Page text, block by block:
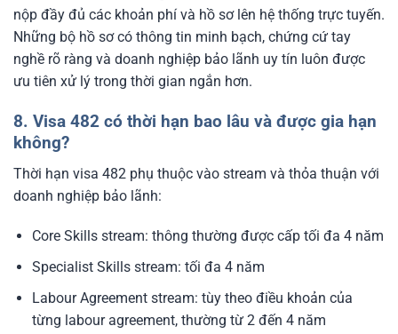
nộp đầy đủ các khoản phí và hồ sơ lên hệ thống trực tuyến.
Những bộ hồ sơ có thông tin minh bạch, chứng cứ tay
nghề rõ ràng và doanh nghiệp bảo lãnh uy tín luôn được
ưu tiên xử lý trong thời gian ngắn hơn.
8. Visa 482 có thời hạn bao lâu và được gia hạn
không?
Thời hạn visa 482 phụ thuộc vào stream và thỏa thuận với
doanh nghiệp bảo lãnh:
Core Skills stream: thông thường được cấp tối đa 4 năm
Specialist Skills stream: tối đa 4 năm
Labour Agreement stream: tùy theo điều khoản của
từng labour agreement, thường từ 2 đến 4 năm